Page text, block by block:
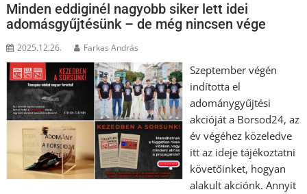
Minden eddiginél nagyobb siker lett idei
adomásgyűjtésünk – de még nincsen vége
2025.12.26. Farkas András
Szeptember végén
indította el
adománygyűjtési
akcióját a Borsod24, az
év végéhez közeledve
itt az ideje tájékoztatni
követőinket, hogyan
alakult akciónk. Annyit